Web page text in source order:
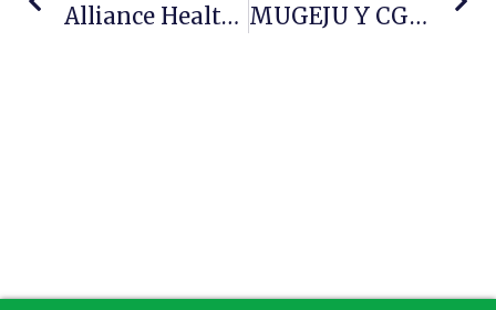
Alliance Healthcare Colabora Con 'Ositos Solidarios' MUGEJU Y CGCOF Suscriben Un Concierto De Prestación Farmacéutica